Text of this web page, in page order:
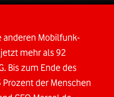
anderen Mobilfunk-
mehr als 92
Bis zum Ende des
der Menschen